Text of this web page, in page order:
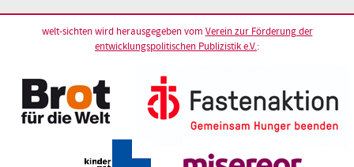
welt-sichten wird herausgegeben vom Verein zur Förderung der
entwicklungspolitischen Publizistik e.V.: